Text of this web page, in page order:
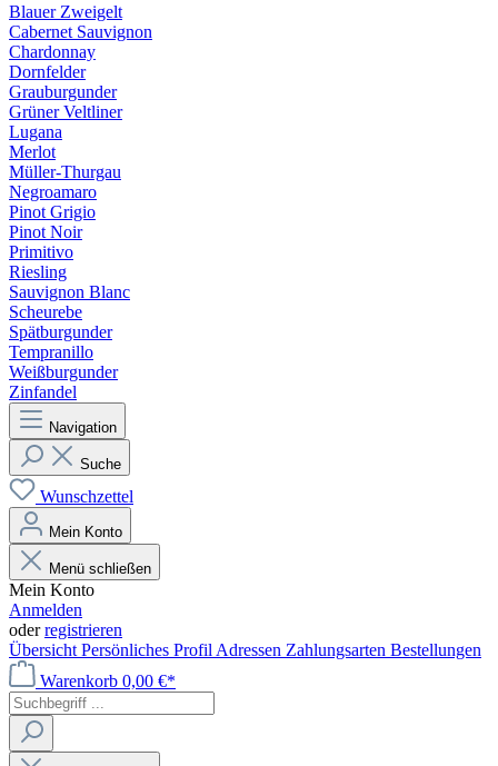
Blauer Zweigelt
Cabernet Sauvignon
Chardonnay
Dornfelder
Grauburgunder
Grüner Veltliner
Lugana
Merlot
Müller-Thurgau
Negroamaro
Pinot Grigio
Pinot Noir
Primitivo
Riesling
Sauvignon Blanc
Scheurebe
Spätburgunder
Tempranillo
Weißburgunder
Zinfandel
Navigation
Suche
Wunschzettel
Mein Konto
Menü schließen
Mein Konto
Anmelden
oderregistrieren
Übersicht Persönliches Profil Adressen Zahlungsarten Bestellungen
Warenkorb 0,00 €*